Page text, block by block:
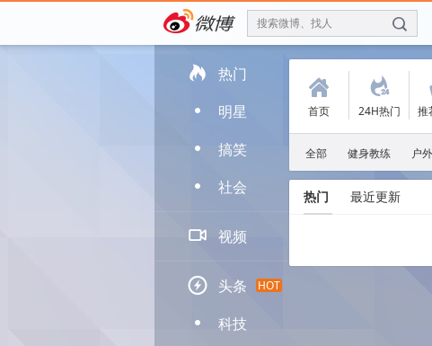
搜索微博、找人 f
 热门
D 明星
D 搞笑
D 社会
 视频
 头条 HOT
D 科技
(
首页
.
24H热门 推
全部 健身教练 户
热门 最近更新